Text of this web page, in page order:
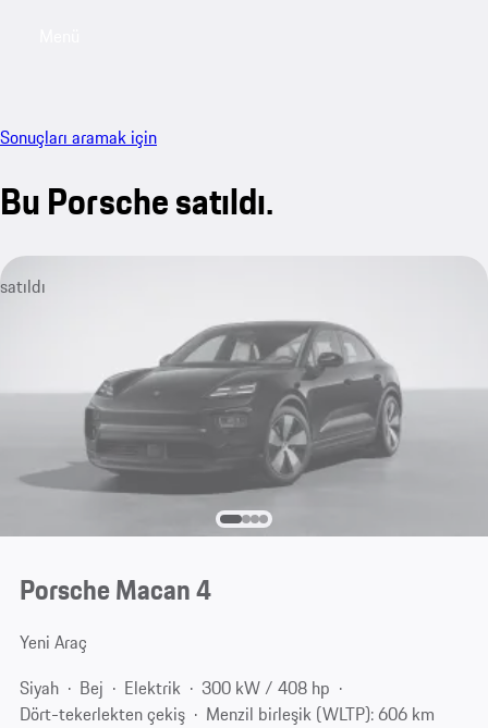
Sonuçları aramak için
Bu Porsche satıldı.
satıldı
Porsche Macan 4
Yeni Araç
Siyah
Bej Elektrik
300 kW / 408 hp
Dört-tekerlekten çekiş
Menzil birleşik (WLTP): 606 km